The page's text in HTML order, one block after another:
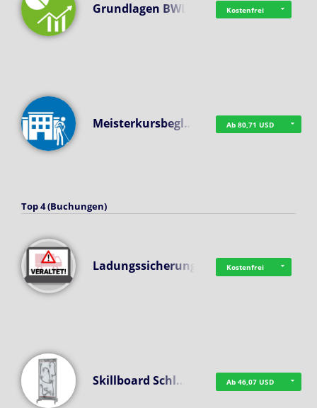
Grundlagen BWL Kostenfrei
Meisterkursbegl… Ab 80,71 USD
Top 4 (Buchungen)
Ladungssicherung Kostenfrei
Skillboard Schl… Ab 46,07 USD